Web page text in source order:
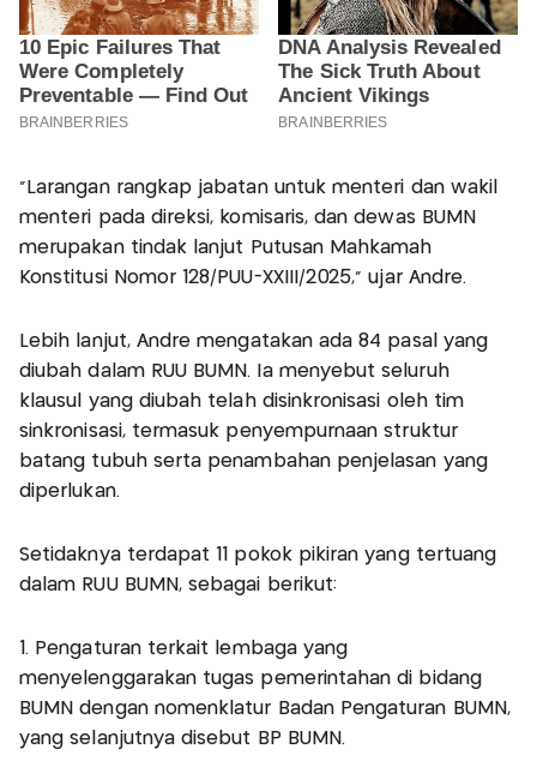
"Larangan rangkap jabatan untuk menteri dan wakil
menteri pada direksi, komisaris, dan dewas BUMN
merupakan tindak lanjut Putusan Mahkamah
Konstitusi Nomor 128/PUU-XXIII/2025," ujar Andre.
Lebih lanjut, Andre mengatakan ada 84 pasal yang
diubah dalam RUU BUMN. Ia menyebut seluruh
klausul yang diubah telah disinkronisasi oleh tim
sinkronisasi, termasuk penyempurnaan struktur
batang tubuh serta penambahan penjelasan yang
diperlukan.
Setidaknya terdapat 11 pokok pikiran yang tertuang
dalam RUU BUMN, sebagai berikut:
1. Pengaturan terkait lembaga yang
menyelenggarakan tugas pemerintahan di bidang
BUMN dengan nomenklatur Badan Pengaturan BUMN,
yang selanjutnya disebut BP BUMN.